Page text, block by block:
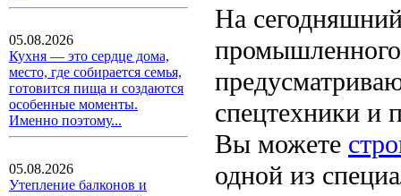
05.08.2026
Кухня — это сердце дома,
место, где собирается семья,
готовится пища и создаются
особенные моменты.
Именно поэтому...
05.08.2026
Утепление балконов и
На
промышленного
спецтехники и
Вы можете
одной из